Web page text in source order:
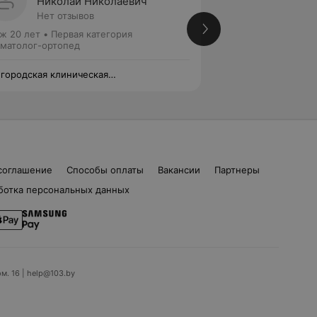
Нет отзывов
20 лет • Первая категория
ортопед
клиническая
Способы оплаты Вакансии
Партнеры
персональных данных
16 | help@103.by